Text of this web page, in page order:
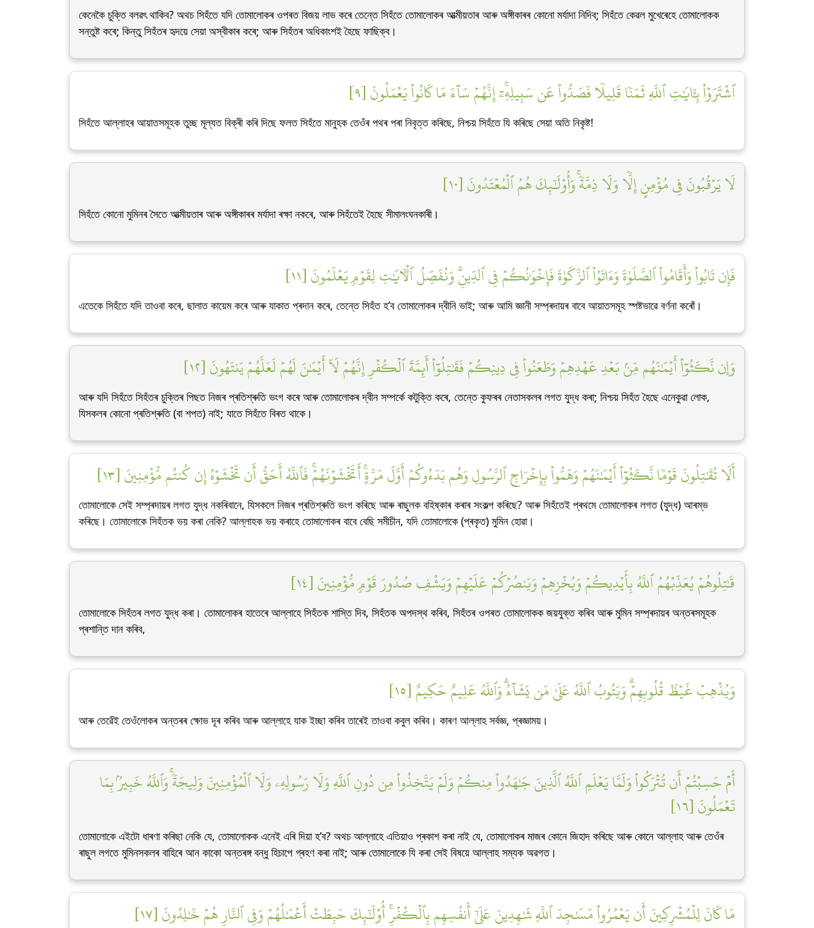
কেনেকৈ চুক্তি বলৱৎ থাকিব? অথচ সিহঁতে যদি তোমালোকৰ ওপৰত বিজয় লাভ কৰে তেন্তে সিহঁতে তোমালোকৰ আত্মীয়তাৰ আৰু অঙ্গীকাৰৰ কোনো মৰ্যাদা নিদিব; সিহঁতে কেৱল মুখেৰেহে তোমালোকক
সন্তুষ্ট কৰে; কিন্তু সিহঁতৰ হৃদয়ে সেয়া অস্বীকাৰ কৰে; আৰু সিহঁতৰ অধিকাংশই হৈছে ফাছিক্ব।
ٱشۡتَرَوۡاْ بِـَٔايَٰتِ ٱللَّهِ ثَمَنٗا قَلِيلٗا فَصَدُّواْ عَن سَبِيلِهِۦٓۚ إِنَّهُمۡ سَآءَ مَا كَانُواْ يَعۡمَلُونَ [٩]
সিহঁতে আল্লাহৰ আয়াতসমূহক তুচ্ছ মূল্যত বিক্ৰী কৰি দিছে ফলত সিহঁতে মানুহক তেওঁৰ পথৰ পৰা নিবৃত্ত কৰিছে, নিশ্চয় সিহঁতে যি কৰিছে সেয়া অতি নিকৃষ্ট!
لَا يَرۡقُبُونَ فِي مُؤۡمِنٍ إِلّٗا وَلَا ذِمَّةٗۚ وَأُوْلَٰٓئِكَ هُمُ ٱلۡمُعۡتَدُونَ [١٠]
সিহঁতে কোনো মুমিনৰ সৈতে আত্মীয়তাৰ আৰু অঙ্গীকাৰৰ মৰ্যাদা ৰক্ষা নকৰে, আৰু সিহঁতেই হৈছে সীমালংঘনকাৰী।
فَإِن تَابُواْ وَأَقَامُواْ ٱلصَّلَوٰةَ وَءَاتَوُاْ ٱلزَّكَوٰةَ فَإِخۡوَٰنُكُمۡ فِي ٱلدِّينِۗ وَنُفَصِّلُ ٱلۡأٓيَٰتِ لِقَوۡمٖ يَعۡلَمُونَ [١١]
এতেকে সিহঁতে যদি তাওবা কৰে, ছালাত কায়েম কৰে আৰু যাকাত প্ৰদান কৰে, তেন্তে সিহঁত হ’ব তোমালোকৰ দ্বীনি ভাই; আৰু আমি জ্ঞানী সম্প্ৰদায়ৰ বাবে আয়াতসমূহ স্পষ্টভাৱে বৰ্ণনা কৰোঁ।
وَإِن نَّكَثُوٓاْ أَيۡمَٰنَهُم مِّنۢ بَعۡدِ عَهۡدِهِمۡ وَطَعَنُواْ فِي دِينِكُمۡ فَقَٰتِلُوٓاْ أَئِمَّةَ ٱلۡكُفۡرِ إِنَّهُمۡ لَآ أَيۡمَٰنَ لَهُمۡ لَعَلَّهُمۡ يَنتَهُونَ [١٢]
আৰু যদি সিহঁতে সিহঁতৰ চুক্তিৰ পিছত নিজৰ প্ৰতিশ্ৰুতি ভংগ কৰে আৰু তোমালোকৰ দ্বীন সম্পৰ্কে কটুক্তি কৰে, তেন্তে কুফৰৰ নেতাসকলৰ লগত যুদ্ধ কৰা; নিশ্চয় সিহঁত হৈছে এনেকুৱা লোক,
যিসকলৰ কোনো প্ৰতিশ্ৰুতি (বা শপত) নাই; যাতে সিহঁতে বিৰত থাকে।
أَلَا تُقَٰتِلُونَ قَوۡمٗا نَّكَثُوٓاْ أَيۡمَٰنَهُمۡ وَهَمُّواْ بِإِخۡرَاجِ ٱلرَّسُولِ وَهُم بَدَءُوكُمۡ أَوَّلَ مَرَّةٍۚ أَتَخۡشَوۡنَهُمۡۚ فَٱللَّهُ أَحَقُّ أَن تَخۡشَوۡهُ إِن كُنتُم مُّؤۡمِنِينَ [١٣]
তোমালোকে সেই সম্প্ৰদায়ৰ লগত যুদ্ধ নকৰিবানে, যিসকলে নিজৰ প্ৰতিশ্ৰুতি ভংগ কৰিছে আৰু ৰাছুলক বহিষ্কাৰ কৰাৰ সংকল্প কৰিছে? আৰু সিহঁতেই প্ৰথমে তোমালোকৰ লগত (যুদ্ধ) আৰম্ভ
কৰিছে। তোমালোকে সিহঁতক ভয় কৰা নেকি? আল্লাহক ভয় কৰাহে তোমালোকৰ বাবে বেছি সমীচীন, যদি তোমালোকে (প্ৰকৃত) মুমিন হোৱা।
قَٰتِلُوهُمۡ يُعَذِّبۡهُمُ ٱللَّهُ بِأَيۡدِيكُمۡ وَيُخۡزِهِمۡ وَيَنصُرۡكُمۡ عَلَيۡهِمۡ وَيَشۡفِ صُدُورَ قَوۡمٖ مُّؤۡمِنِينَ [١٤]
তোমালোকে সিহঁতৰ লগত যুদ্ধ কৰা। তোমালোকৰ হাতেৰে আল্লাহে সিহঁতক শাস্তি দিব, সিহঁতক অপদস্থ কৰিব, সিহঁতৰ ওপৰত তোমালোকক জয়যুক্ত কৰিব আৰু মুমিন সম্প্ৰদায়ৰ অন্তৰসমূহক
প্ৰশান্তি দান কৰিব,
وَيُذۡهِبۡ غَيۡظَ قُلُوبِهِمۡۗ وَيَتُوبُ ٱللَّهُ عَلَىٰ مَن يَشَآءُۗ وَٱللَّهُ عَلِيمٌ حَكِيمٌ [١٥]
আৰু তেৱেঁই তেওঁলোকৰ অন্তৰৰ ক্ষোভ দূৰ কৰিব আৰু আল্লাহে যাক ইচ্ছা কৰিব তাৰেই তাওবা কবুল কৰিব। কাৰণ আল্লাহ সৰ্বজ্ঞ, প্ৰজ্ঞাময়।
أَمۡ حَسِبۡتُمۡ أَن تُتۡرَكُواْ وَلَمَّا يَعۡلَمِ ٱللَّهُ ٱلَّذِينَ جَٰهَدُواْ مِنكُمۡ وَلَمۡ يَتَّخِذُواْ مِن دُونِ ٱللَّهِ وَلَا رَسُولِهِۦ وَلَا ٱلۡمُؤۡمِنِينَ وَلِيجَةٗۚ وَٱللَّهُ خَبِيرُۢ بِمَا
تَعۡمَلُونَ [١٦]
তোমালোকে এইটো ধাৰণা কৰিছা নেকি যে, তোমালোকক এনেই এৰি দিয়া হ’ব? অথচ আল্লাহে এতিয়াও প্ৰকাশ কৰা নাই যে, তোমালোকৰ মাজৰ কোনে জিহাদ কৰিছে আৰু কোনে আল্লাহ আৰু তেওঁৰ
ৰাছুল লগতে মুমিনসকলৰ বাহিৰে আন কাকো অন্তৰঙ্গ বন্ধু হিচাপে গ্ৰহণ কৰা নাই; আৰু তোমালোকে যি কৰা সেই বিষয়ে আল্লাহ সম্যক অৱগত।
مَا كَانَ لِلۡمُشۡرِكِينَ أَن يَعۡمُرُواْ مَسَٰجِدَ ٱللَّهِ شَٰهِدِينَ عَلَىٰٓ أَنفُسِهِم بِٱلۡكُفۡرِۚ أُوْلَٰٓئِكَ حَبِطَتۡ أَعۡمَٰلُهُمۡ وَفِي ٱلنَّارِ هُمۡ خَٰلِدُونَ [١٧]